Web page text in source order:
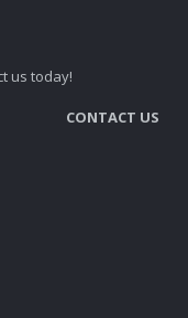
us today!
CONTACT US